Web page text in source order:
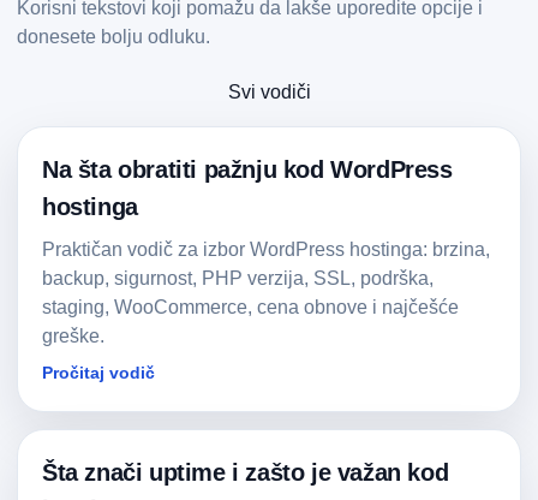
Korisni tekstovi koji pomažu da lakše uporedite opcije i
donesete bolju odluku.
Svi vodiči
Na šta obratiti pažnju kod WordPress
hostinga
Praktičan vodič za izbor WordPress hostinga: brzina,
backup, sigurnost, PHP verzija, SSL, podrška,
staging, WooCommerce, cena obnove i najčešće
greške.
Pročitaj vodič
Šta znači uptime i zašto je važan kod